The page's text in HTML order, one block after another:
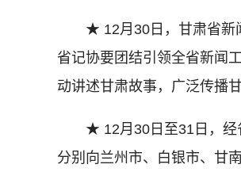
★ 12月30日，甘肃省新闻
省记协要团结引领全省新闻
动讲述甘肃故事，广泛传播甘
★ 12月30日至31日，经省
分别向兰州市、白银市、甘